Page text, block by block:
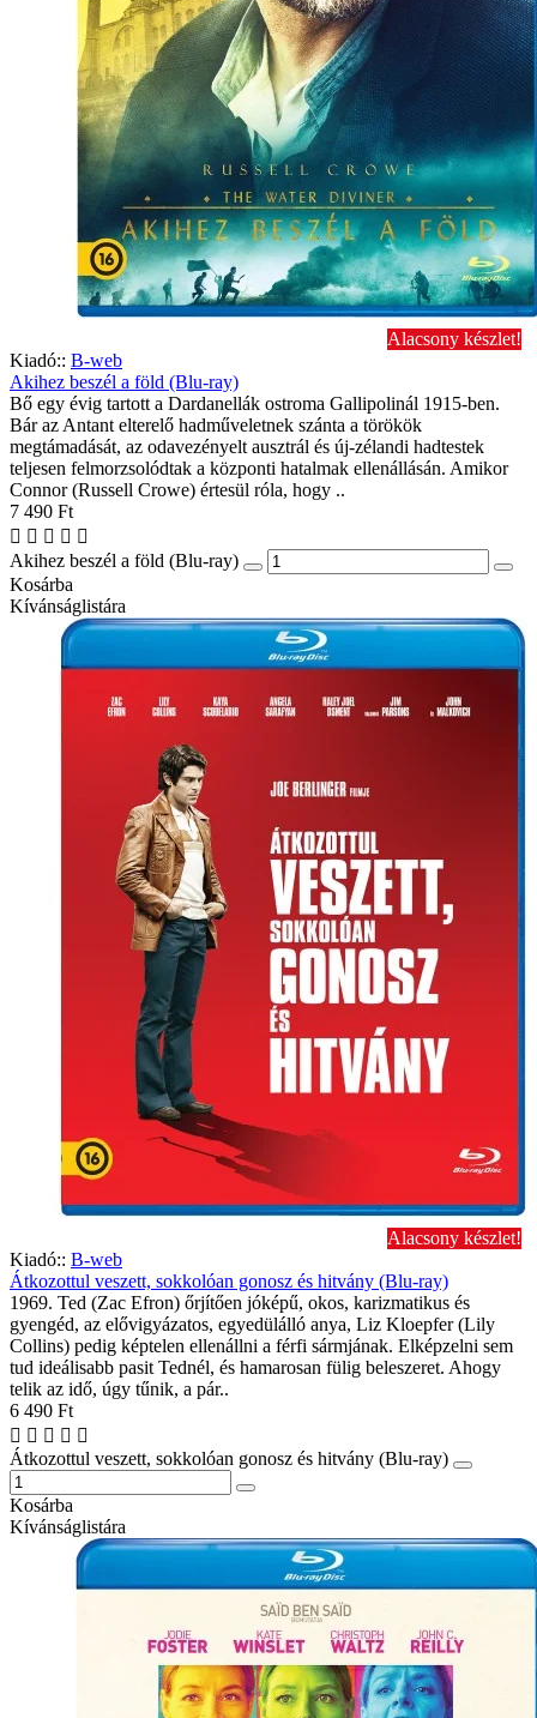
Alacsony készlet!
Kiadó:: B-web
Akihez beszél a föld (Blu-ray)
Bő egy évig tartott a Dardanellák ostroma Gallipolinál 1915-ben.
Bár az Antant elterelő hadműveletnek szánta a törökök
megtámadását, az odavezényelt ausztrál és új-zélandi hadtestek
teljesen felmorzsolódtak a központi hatalmak ellenállásán. Amikor
Connor (Russell Crowe) értesül róla, hogy ..
7 490 Ft
Akihez beszél a föld (Blu-ray)
Kosárba
Kívánságlistára
Alacsony készlet!
Kiadó:: B-web
Átkozottul veszett, sokkolóan gonosz és hitvány (Blu-ray)
1969. Ted (Zac Efron) őrjítően jóképű, okos, karizmatikus és
gyengéd, az elővigyázatos, egyedülálló anya, Liz Kloepfer (Lily
Collins) pedig képtelen ellenállni a férfi sármjának. Elképzelni sem
tud ideálisabb pasit Tednél, és hamarosan fülig beleszeret. Ahogy
telik az idő, úgy tűnik, a pár..
6 490 Ft
Átkozottul veszett, sokkolóan gonosz és hitvány (Blu-ray)
Kosárba
Kívánságlistára